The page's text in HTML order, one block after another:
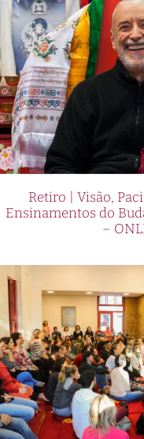
a
A
o
Retiro | Visão,
Ensinamentos do
–